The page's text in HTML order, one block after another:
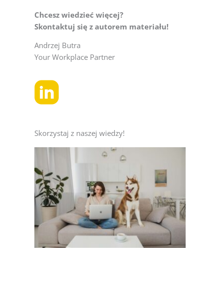
Chcesz wiedzieć więcej?
Skontaktuj się z autorem materiału!
Andrzej Butra
Your Workplace Partner
Skorzystaj z naszej wiedzy!